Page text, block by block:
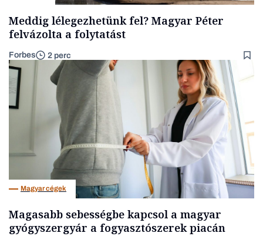
Meddig lélegezhetünk fel? Magyar Péter
felvázolta a folytatást
Forbes 2 perc
Magyar cégek
Magasabb sebességbe kapcsol a magyar
gyógyszergyár a fogyasztószerek piacán